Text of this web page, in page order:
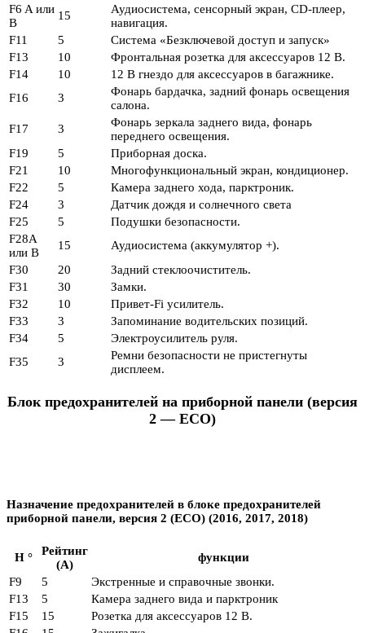
F6 A или
B
15
Аудиосистема, сенсорный экран, CD-плеер,
навигация.
F11
5
Система «Безключевой доступ и запуск»
F13
10
Фронтальная розетка для аксессуаров 12 В.
F14
10
12 В гнездо для аксессуаров в багажнике.
F16
3
Фонарь бардачка, задний фонарь освещения
салона.
F17
3
Фонарь зеркала заднего вида, фонарь
переднего освещения.
F19
5
Приборная доска.
F21
10
Многофункциональный экран, кондиционер.
F22
5
Камера заднего хода, парктроник.
F24
3
Датчик дождя и солнечного света
F25
5
Подушки безопасности.
F28A
или B
15
Аудиосистема (аккумулятор +).
F30
20
Задний стеклоочиститель.
F31
30
Замки.
F32
10
Привет-Fi усилитель.
F33
3
Запоминание водительских позиций.
F34
5
Электроусилитель руля.
F35
3
Ремни безопасности не пристегнуты
дисплеем.
Блок предохранителей на приборной панели (версия
2 — ECO)
Назначение предохранителей в блоке предохранителей
приборной панели, версия 2 (ECO) (2016, 2017, 2018)
Н °
Рейтинг
(А)
функции
F9
5
Экстренные и справочные звонки.
F13
5
Камера заднего вида и парктроник
F15
15
Розетка для аксессуаров 12 В.